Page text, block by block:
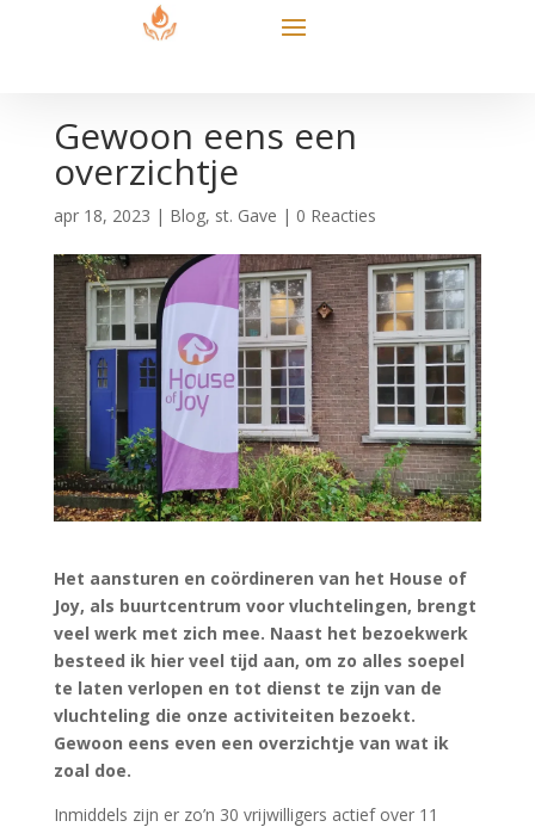
Gewoon eens een
overzichtje
apr 18, 2023 | Blog, st. Gave | 0 Reacties
Het aansturen en coördineren van het House of
Joy, als buurtcentrum voor vluchtelingen, brengt
veel werk met zich mee. Naast het bezoekwerk
besteed ik hier veel tijd aan, om zo alles soepel
te laten verlopen en tot dienst te zijn van de
vluchteling die onze activiteiten bezoekt.
Gewoon eens even een overzichtje van wat ik
zoal doe.
Inmiddels zijn er zo’n 30 vrijwilligers actief over 11